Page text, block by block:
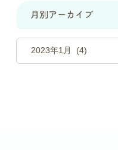
月別アーカイブ